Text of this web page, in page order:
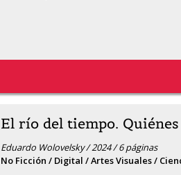
El río del tiempo. Quiénes
Eduardo Wolovelsky / 2024 / 6 páginas
No Ficción / Digital / Artes Visuales /